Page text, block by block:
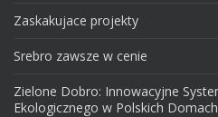
Zaskakujace projekty
Srebro zawsze w cenie
Zielone Dobro: Innowacyjne
Ekologicznego w Polskich Domach